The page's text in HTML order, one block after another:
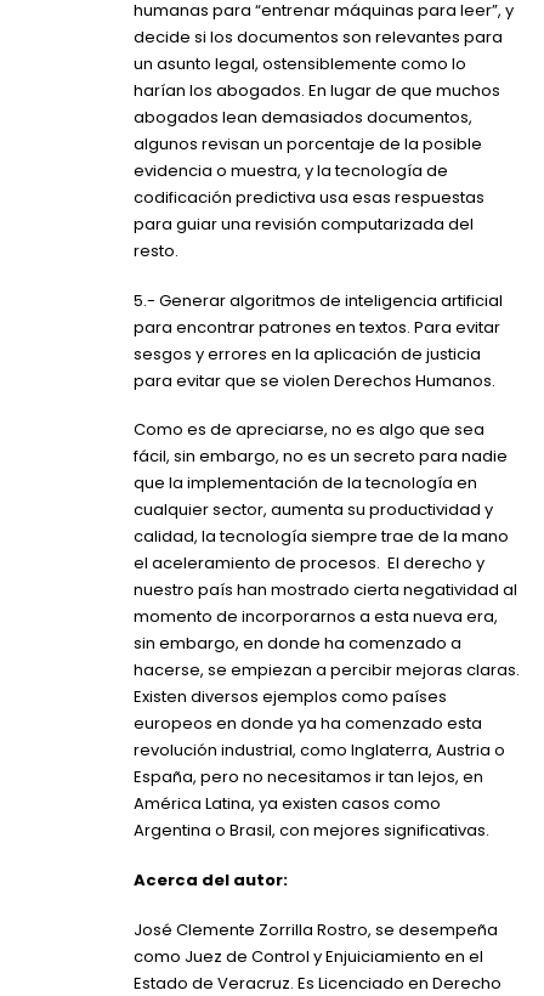
humanas para “entrenar máquinas para leer”, y
decide si los documentos son relevantes para
un asunto legal, ostensiblemente como lo
harían los abogados. En lugar de que muchos
abogados lean demasiados documentos,
algunos revisan un porcentaje de la posible
evidencia o muestra, y la tecnología de
codificación predictiva usa esas respuestas
para guiar una revisión computarizada del
resto.
5.- Generar algoritmos de inteligencia artificial
para encontrar patrones en textos. Para evitar
sesgos y errores en la aplicación de justicia
para evitar que se violen Derechos Humanos.
Como es de apreciarse, no es algo que sea
fácil, sin embargo, no es un secreto para nadie
que la implementación de la tecnología en
cualquier sector, aumenta su productividad y
calidad, la tecnología siempre trae de la mano
el aceleramiento de procesos. El derecho y
nuestro país han mostrado cierta negatividad al
momento de incorporarnos a esta nueva era,
sin embargo, en donde ha comenzado a
hacerse, se empiezan a percibir mejoras claras.
Existen diversos ejemplos como países
europeos en donde ya ha comenzado esta
revolución industrial, como Inglaterra, Austria o
España, pero no necesitamos ir tan lejos, en
América Latina, ya existen casos como
Argentina o Brasil, con mejores significativas.
Acerca del autor:
José Clemente Zorrilla Rostro, se desempeña
como Juez de Control y Enjuiciamiento en el
Estado de Veracruz. Es Licenciado en Derecho